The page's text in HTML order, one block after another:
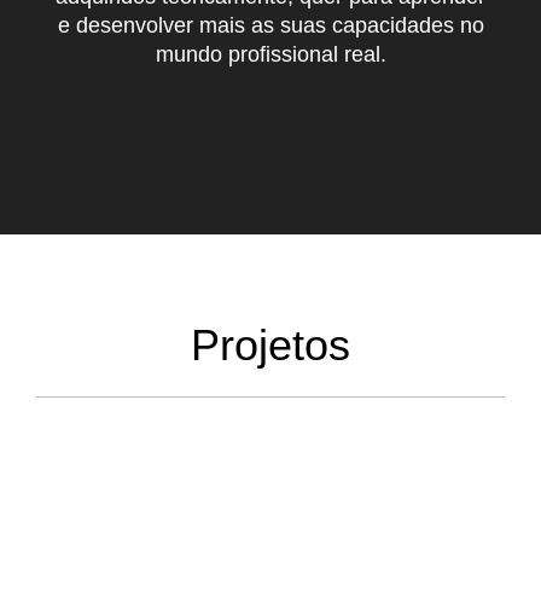
e desenvolver mais as suas capacidades no
mundo profissional real.
Projetos